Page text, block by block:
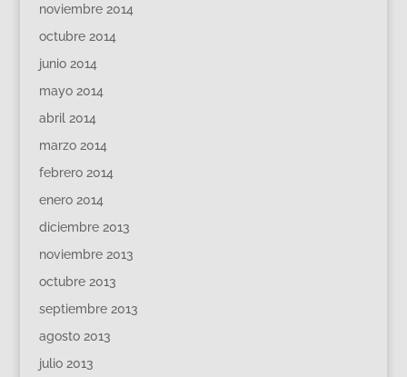
noviembre 2014
octubre 2014
junio 2014
mayo 2014
abril 2014
marzo 2014
febrero 2014
enero 2014
diciembre 2013
noviembre 2013
octubre 2013
septiembre 2013
agosto 2013
julio 2013